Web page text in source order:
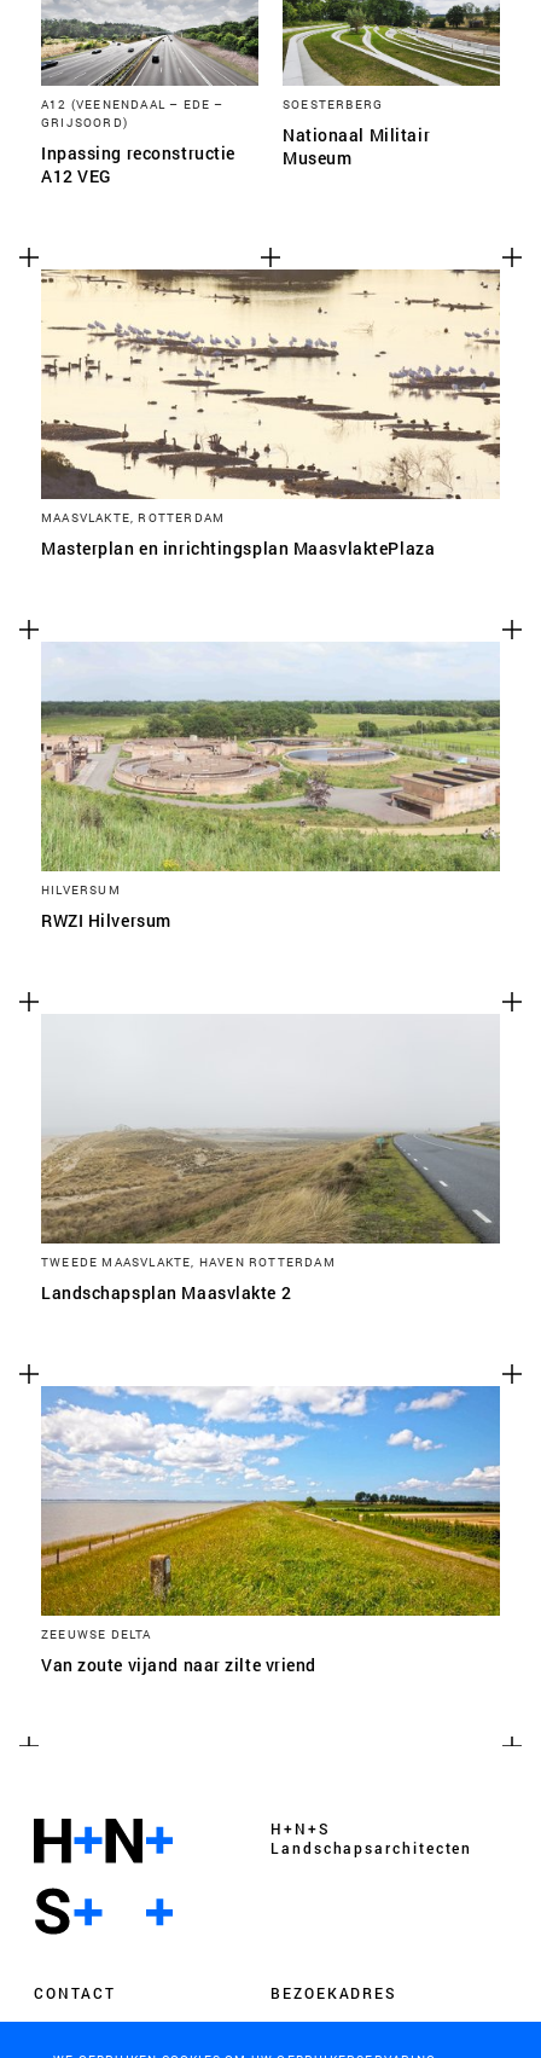
A12 (VEENENDAAL – EDE –
GRIJSOORD)
Inpassing reconstructie
A12 VEG
SOESTERBERG
Nationaal Militair
Museum
MAASVLAKTE, ROTTERDAM
Masterplan en inrichtingsplan MaasvlaktePlaza
HILVERSUM
RWZI Hilversum
TWEEDE MAASVLAKTE, HAVEN ROTTERDAM
Landschapsplan Maasvlakte 2
ZEEUWSE DELTA
Van zoute vijand naar zilte vriend
H+N+S
Landschaps­architecten
CONTACT BEZOEKADRES